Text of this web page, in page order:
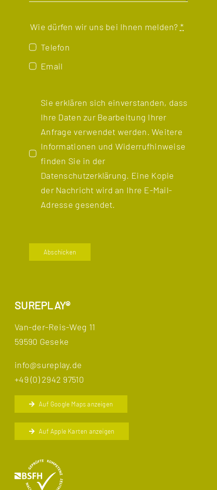
Wie dürfen wir uns bei Ihnen melden? *
Telefon
Email
Sie erklären sich einverstanden, dass
Ihre Daten zur Bearbeitung Ihrer
Anfrage verwendet werden. Weitere
Informationen und Widerrufhinweise
finden Sie in der
Datenschutzerklärung. Eine Kopie
der Nachricht wird an Ihre E-Mail-
Adresse gesendet.
Abschicken
SUREPLAY®
Van-der-Reis-Weg 11
59590 Geseke
info@sureplay.de
+49 (0) 2942 97510
Auf Google Maps anzeigen
Auf Apple Karten anzeigen